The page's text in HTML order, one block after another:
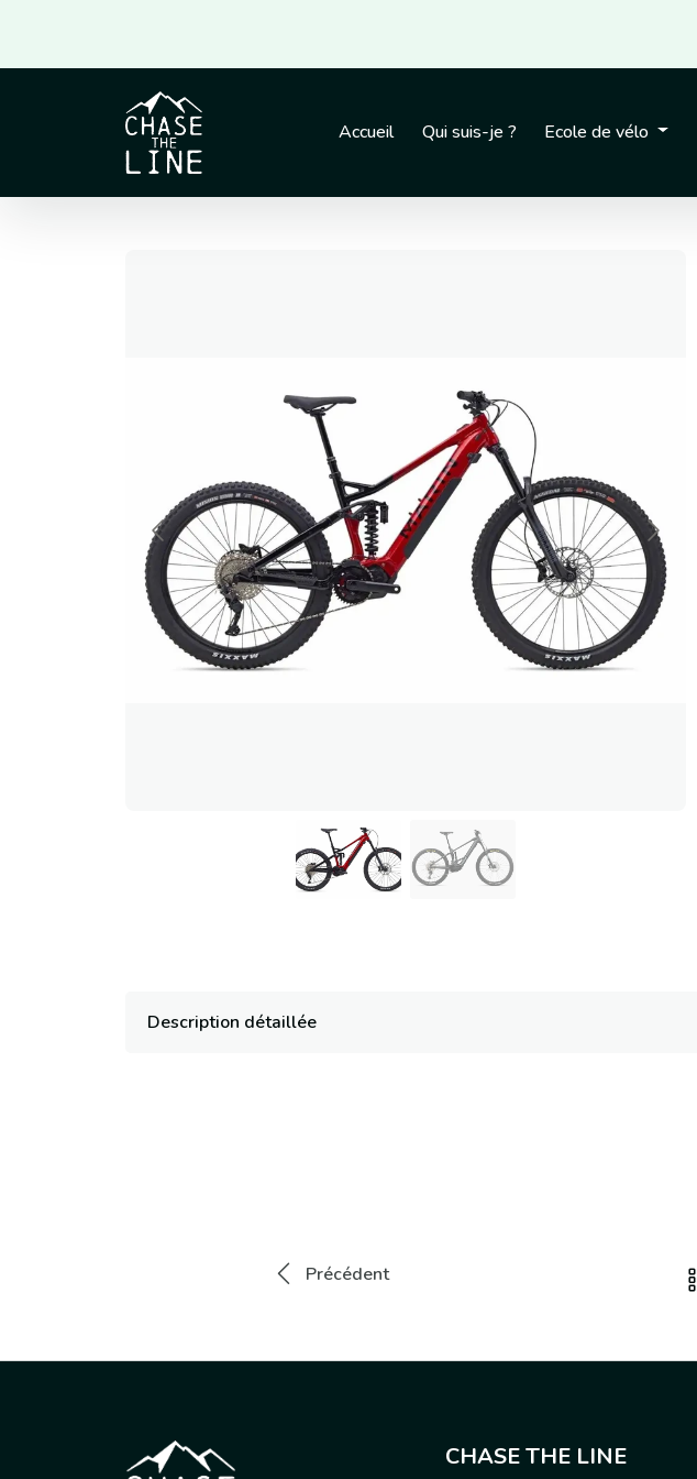
Accueil Qui suis-je ? Ecole de vélo
Description détaillée
Précédent
CHASE THE LINE